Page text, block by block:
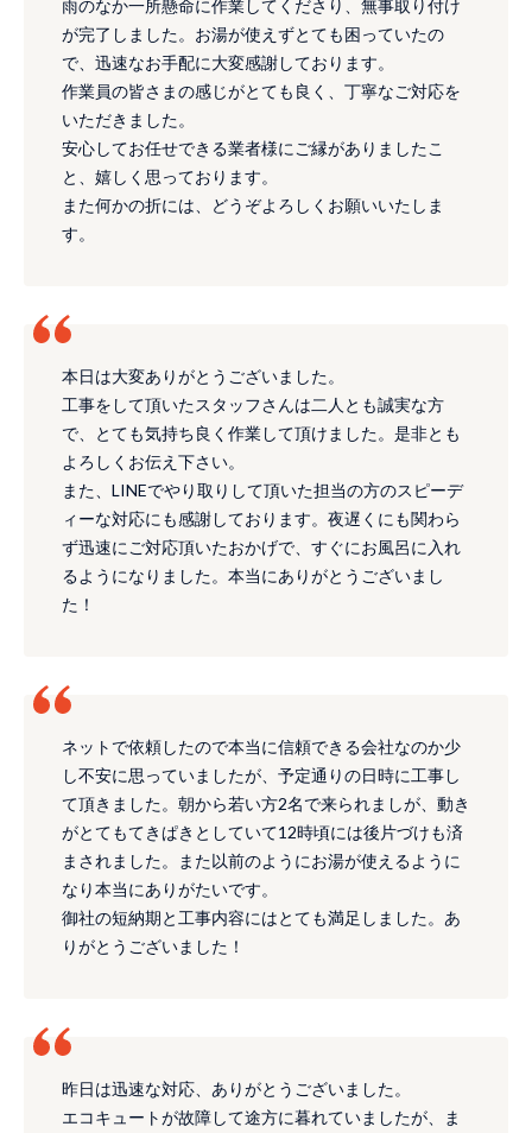
雨のなか一所懸命に作業してくださり、無事取り付け
が完了しました。お湯が使えずとても困っていたの
で、迅速なお手配に大変感謝しております。
作業員の皆さまの感じがとても良く、丁寧なご対応を
いただきました。
安心してお任せできる業者様にご縁がありましたこ
と、嬉しく思っております。
また何かの折には、どうぞよろしくお願いいたしま
す。
本日は大変ありがとうございました。
工事をして頂いたスタッフさんは二人とも誠実な方
で、とても気持ち良く作業して頂けました。是非とも
よろしくお伝え下さい。
また、LINEでやり取りして頂いた担当の方のスピーデ
ィーな対応にも感謝しております。夜遅くにも関わら
ず迅速にご対応頂いたおかげで、すぐにお風呂に入れ
るようになりました。本当にありがとうございまし
た！
ネットで依頼したので本当に信頼できる会社なのか少
し不安に思っていましたが、予定通りの日時に工事し
て頂きました。朝から若い方2名で来られましが、動き
がとてもてきぱきとしていて12時頃には後片づけも済
まされました。また以前のようにお湯が使えるように
なり本当にありがたいです。
御社の短納期と工事内容にはとても満足しました。あ
りがとうございました！
昨日は迅速な対応、ありがとうございました。
エコキュートが故障して途方に暮れていましたが、ま